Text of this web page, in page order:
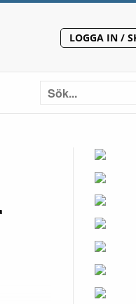
LOGGA IN /